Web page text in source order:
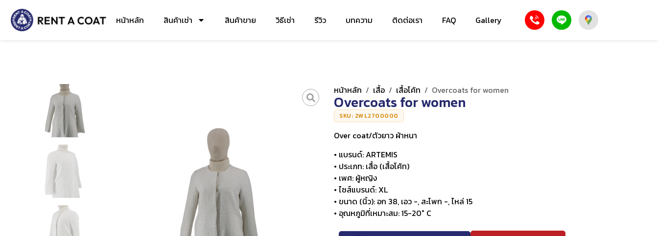
หน้าหลัก สินค้าเช่า สินค้าขาย วิธีเช่า รีวิว บทความ ติดต่อเรา FAQ Gallery
หน้าหลัก / เสื้อ / เสื้อโค้ท / Overcoats for women
Overcoats for women
SKU: 2WL2700000
Over coat/ตัวยาว ผ้าหนา
• แบรนด์: ARTEMIS
• ประเภท: เสื้อ (เสื้อโค้ท)
• เพศ: ผู้หญิง
• ไซส์แบรนด์: XL
• ขนาด (นิ้ว): อก 38, เอว -, สะโพก -, ไหล่ 15
• อุณหภูมิที่เหมาะสม: 15-20° C